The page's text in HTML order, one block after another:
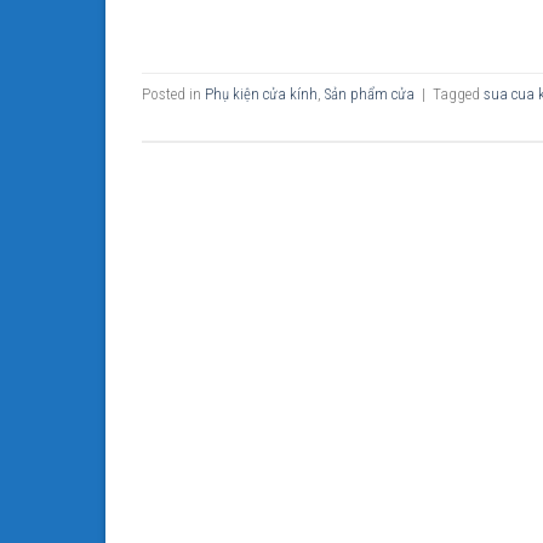
Posted in Phụ kiện cửa kính Sản phẩm cửa | Tagged sua cua